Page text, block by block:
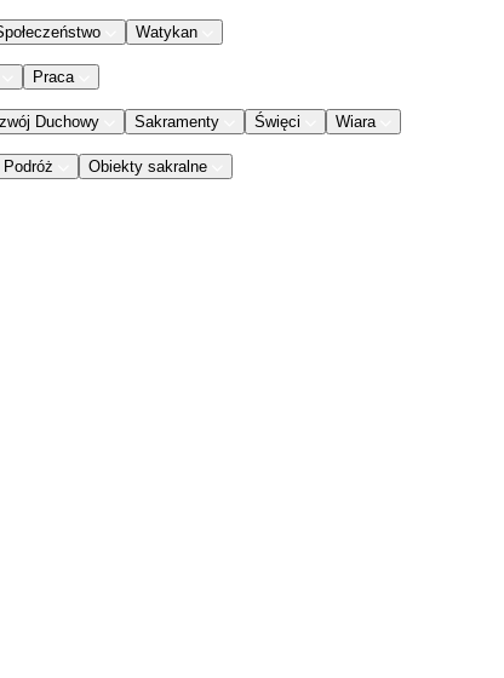
Watykan
Praca
Duchowy Sakramenty Święci Wiara
Podróż Obiekty sakralne